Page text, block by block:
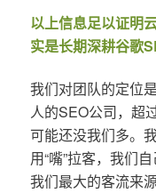
以上信息足以证明
实是长期深耕谷歌
我们对团队的定位
人的SEO公司，超
可能还没我们多。
用“嘴”拉客，我们
我们最大的客流来